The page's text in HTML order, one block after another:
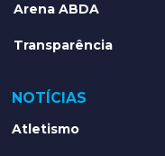
Arena ABDA
Transparência
NOTÍCIAS
Atletismo